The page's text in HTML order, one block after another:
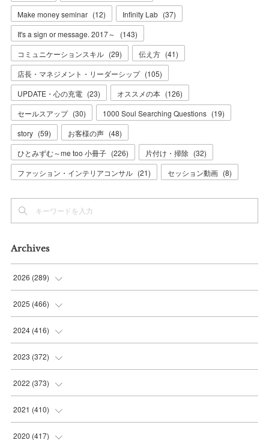
Make money seminar (12) Infinity Lab (37)
It's a sign or message. 2017～
(143)
コミュニケーションスキル (29) 伝え方 (41)
店長・マネジメント・リーダーシップ (105)
UPDATE・心の充電 (23) オススメの本 (126)
セールスアップ (30) 1000 Soul Searching Questions (19)
story (59) お客様の声 (48)
ひとみずむ～me too 小冊子 (226) 片付け・掃除 (32)
ファッション・インテリアコンサル (21) セッション動画 (8)
Archives
2026 (289)
(10
(36
(37
(42
2025 (466)
(56
(37
(35
(36
2024 (416)
(38
(39
(38
(36
2023 (372)
(31
(30
(30
2022 (373)
(31
(33
2021 (410)
(32
2020 (417)